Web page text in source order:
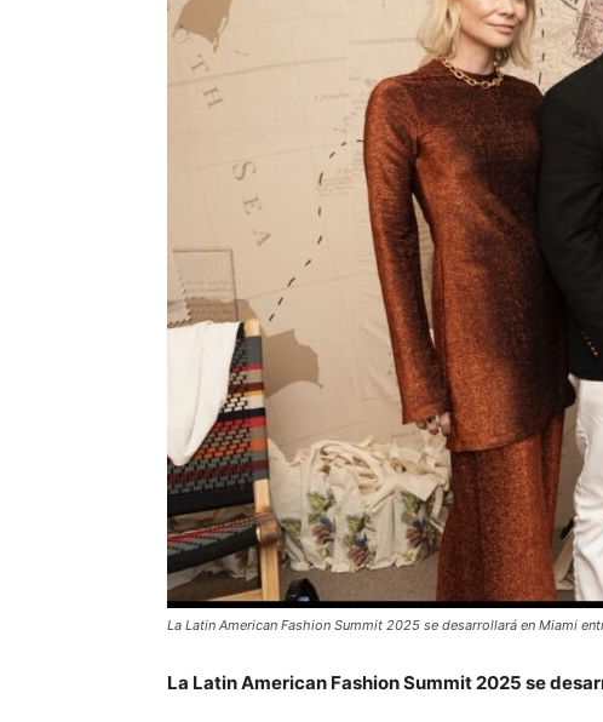
La Latin American Fashion Summit 2025 se desarrollará en Miami
La Latin American Fashion Summit2025 se